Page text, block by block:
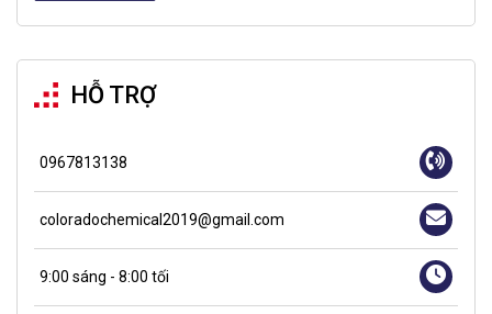
HỖ TRỢ
0967813138
coloradochemical2019@gmail.com
9:00 sáng - 8:00 tối